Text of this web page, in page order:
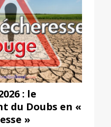
: le
du Doubs en «
»